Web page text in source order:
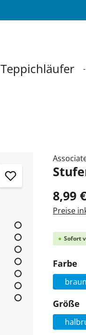
Teppichläufer
8,99 €
Preise
Sofort
Farbe
braun
Größe